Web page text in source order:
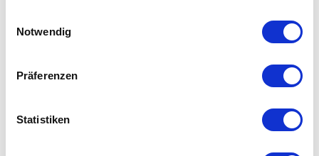
Notwendig
Präferenzen
Statistiken